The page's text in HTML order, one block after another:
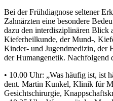
Bei der Frühdiagnose seltener
Zahnärzten eine besondere
dazu den interdisziplinären Blick
Kieferheilkunde, der Mund-,
Kinder- und Jugendmedizin, der
der Humangenetik. Nachfolgend
• 10.00 Uhr: „Was häufig ist, ist
dent. Martin Kunkel, Klinik für
Gesichtschirurgie,